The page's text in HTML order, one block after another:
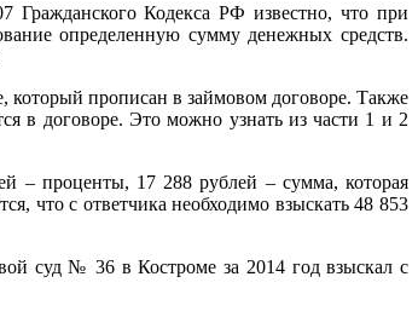
Гражданского Кодекса РФ известно, что при
определенную сумму денежных средств.
который прописан в займовом договоре. Также
в договоре. Это можно узнать из части 1 и 2
– проценты, 17 288 рублей – сумма, которая
что с ответчика необходимо взыскать 48 853
суд № 36 в Костроме за 2014 год взыскал с